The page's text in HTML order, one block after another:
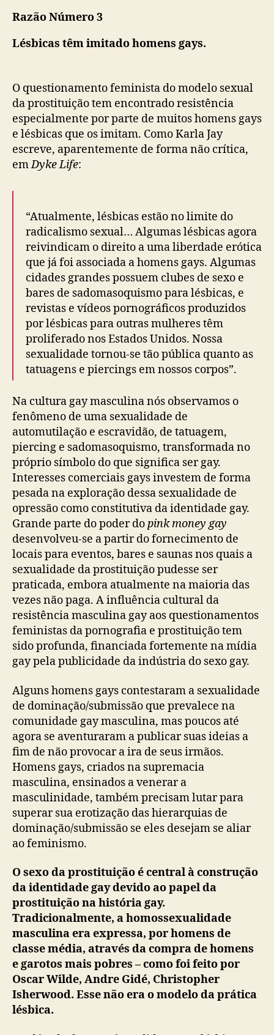
Razão Número 3
Lésbicas têm imitado homens gays.
O questionamento feminista do modelo sexual
da prostituição tem encontrado resistência
especialmente por parte de muitos homens gays
e lésbicas que os imitam. Como Karla Jay
escreve, aparentemente de forma não crítica,
emDyke Life:
“Atualmente, lésbicas estão no limite do
radicalismo sexual… Algumas lésbicas agora
reivindicam o direito a uma liberdade erótica
que já foi associada a homens gays. Algumas
cidades grandes possuem clubes de sexo e
bares de sadomasoquismo para lésbicas, e
revistas e vídeos pornográficos produzidos
por lésbicas para outras mulheres têm
proliferado nos Estados Unidos. Nossa
sexualidade tornou-se tão pública quanto as
tatuagens e piercings em nossos corpos”.
Na cultura gay masculina nós observamos o
fenômeno de uma sexualidade de
automutilação e escravidão, de tatuagem,
piercing e sadomasoquismo, transformada no
próprio símbolo do que significa ser gay.
Interesses comerciais gays investem de forma
pesada na exploração dessa sexualidade de
opressão como constitutiva da identidade gay.
Grande parte do poder dopink money gay
desenvolveu-se a partir do fornecimento de
locais para eventos, bares e saunas nos quais a
sexualidade da prostituição pudesse ser
praticada, embora atualmente na maioria das
vezes não paga. A influência cultural da
resistência masculina gay aos questionamentos
feministas da pornografia e prostituição tem
sido profunda, financiada fortemente na mídia
gay pela publicidade da indústria do sexo gay.
Alguns homens gays contestaram a sexualidade
de dominação/submissão que prevalece na
comunidade gay masculina, mas poucos até
agora se aventuraram a publicar suas ideias a
fim de não provocar a ira de seus irmãos.
Homens gays, criados na supremacia
masculina, ensinados a venerar a
masculinidade, também precisam lutar para
superar sua erotização das hierarquias de
dominação/submissão se eles desejam se aliar
ao feminismo.
O sexo da prostituição é central à construção
da identidade gay devido ao papel da
prostituição na história gay.
Tradicionalmente, a homossexualidade
masculina era expressa, por homens de
classe média, através da compra de homens
e garotos mais pobres – como foi feito por
Oscar Wilde, Andre Gidé, Christopher
Isherwood. Esse não era o modelo da prática
lésbica.